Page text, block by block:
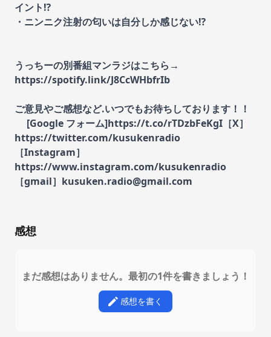
イント⁉️
・ニンニク注射の匂いは自分しか感じない⁉️
うっちーの別番組マンラジはこちら→
https://spotify.link/J8CcWHbfrIb
ご意見やご感想など.いつでもお待ちしております！！
[Google フォーム]https://t.co/rTDzbFeKgI［X］
https://twitter.com/kusukenradio
［Instagram］
https://www.instagram.com/kusukenradio
［gmail］kusuken.radio@gmail.com
感想
まだ感想はありません。最初の1件を書きましょう！
感想を書く